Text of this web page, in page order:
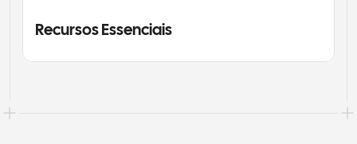
Recursos Essenciais